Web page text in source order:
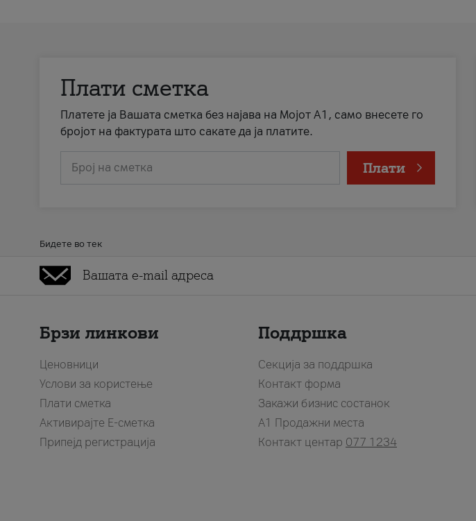
Плати сметка
Платете ја Вашата сметка без најава на Мојот А1, само внесете го
бројот на фактурата што сакате да ја платите.
Број на сметка Плати
Бидете во тек
Брзи линкови
Ценовници
Услови за користење
Плати сметка
Активирајте Е-сметка
Припејд регистрација
Поддршка
Секција за поддршка
Контакт форма
Закажи бизнис состанок
A1 Продажни места
Контакт центар 077 1234